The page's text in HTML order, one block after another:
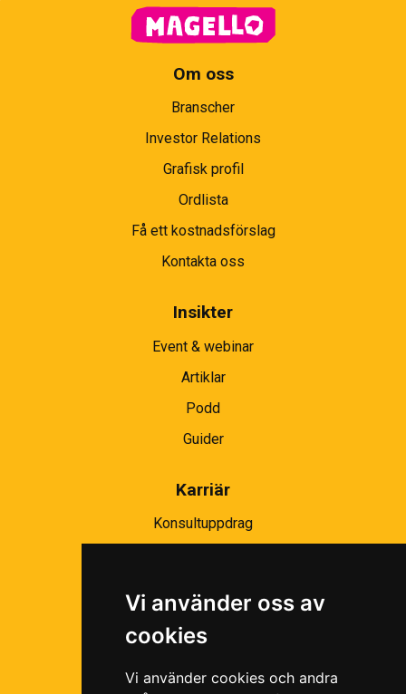
Vi använder oss av
cookies
Vi använder cookies och andra
Om oss
Branscher
Investor Relations
Grafisk profil
Ordlista
Få ett kostnadsförslag
Kontakta oss
Insikter
Event & webinar
Artiklar
Podd
Guider
Karriär
Konsultuppdrag
Ramavtal